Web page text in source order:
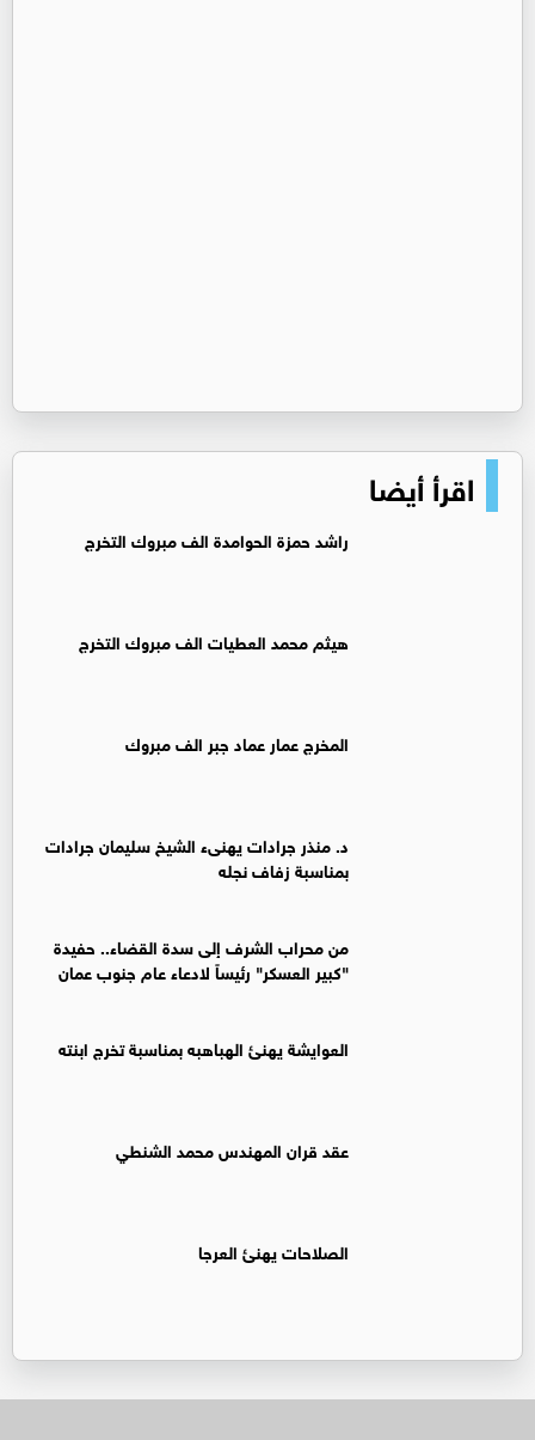
اقرأ أيضا
راشد حمزة الحوامدة الف مبروك التخرج
هيثم محمد العطيات الف مبروك التخرج
المخرج عمار عماد جبر الف مبروك
د. منذر جرادات يهنىء الشيخ سليمان جرادات
بمناسبة زفاف نجله
من محراب الشرف إلى سدة القضاء.. حفيدة
"كبير العسكر" رئيساً لادعاء عام جنوب عمان
العوايشة يهنئ الهباهبه بمناسبة تخرج ابنته
عقد قران المهندس محمد الشنطي
الصلاحات يهنئ العرجا